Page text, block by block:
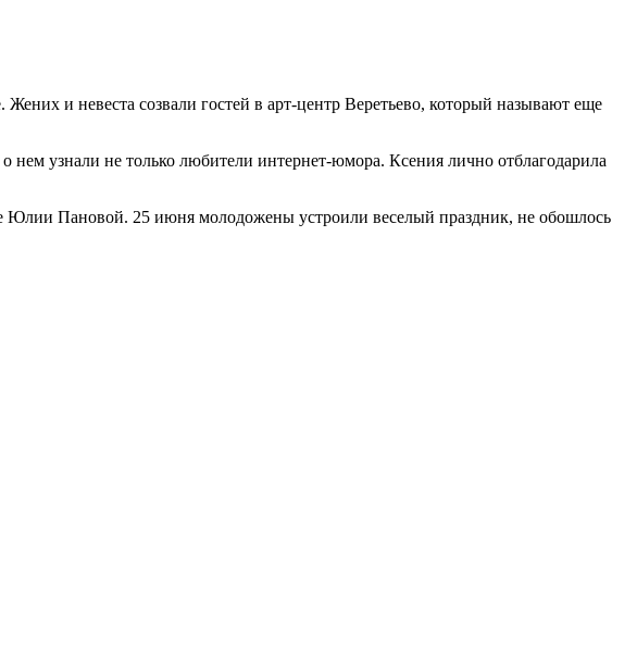
и невеста созвали гостей в арт-центр Веретьево, который называют еще
узнали не только любители интернет-юмора. Ксения лично отблагодарила
Юлии Пановой. 25 июня молодожены устроили веселый праздник, не обошлось